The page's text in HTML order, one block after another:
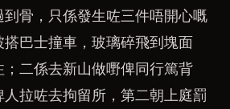
骨，只係發生咗三件唔開心嘅
巴士撞車，玻璃碎飛到塊面
二係去新山做嘢俾同行篤背
拉咗去拘留所，第二朝上庭罰